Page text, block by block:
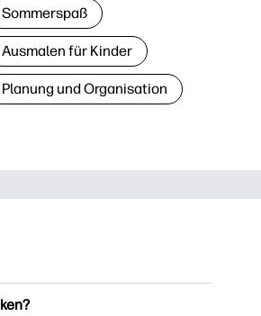
Sommerspaß
Ausmalen für Kinder
Planung und Organisation